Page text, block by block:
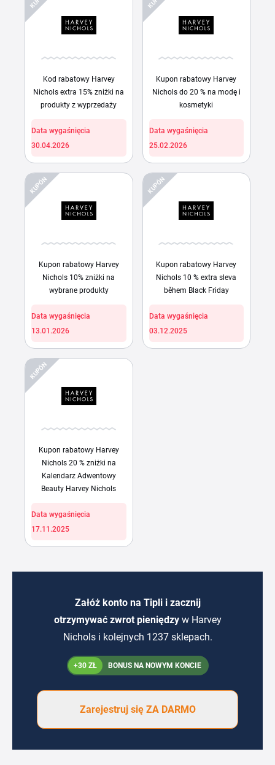
Kod rabatowy Harvey
Nichols extra 15% zniżki na
produkty z wyprzedaży
Data wygaśnięcia
30.04.2026
Kupon rabatowy Harvey
Nichols do 20 % na modę i
kosmetyki
Data wygaśnięcia
25.02.2026
KUPÓN
Kupon rabatowy Harvey
Nichols 10% zniżki na
wybrane produkty
Data wygaśnięcia
13.01.2026
KUPÓN
Kupon rabatowy Harvey
Nichols 10 % extra sleva
během Black Friday
Data wygaśnięcia
03.12.2025
KUPÓN
Kupon rabatowy Harvey
Nichols 20 % zniżki na
Kalendarz Adwentowy
Beauty Harvey Nichols
Data wygaśnięcia
17.11.2025
Załóż konto na Tipli i zacznij
otrzymywać zwrot pieniędzy w Harvey
Nichols i kolejnych 1237 sklepach.
+30 ZŁ BONUS NA NOWYM KONCIE
Zarejestruj się ZA DARMO